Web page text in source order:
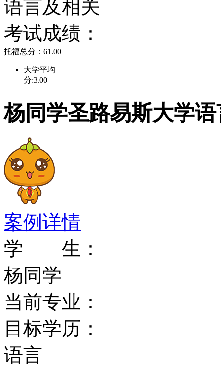
工程和保健科学等。最
修最多的商科管理，也
学校配有多种住宿条件,
学生可自主选择.费用不
括餐费。学生就餐计划
特定餐单的就餐费用。
校内零售食品。圣路易
供多种多样的就餐种类.
非常方便.
专业设置：
经济学，健康研究，地
工程,保健科学法学，司
众传媒，资源与环境研
语言及相关
考试成绩：
托福总分：61.00
大学平均
分:3.00
杨同学圣路易斯大学
案例详情
学 生：
杨同学
当前专业：
目标学历：
语言